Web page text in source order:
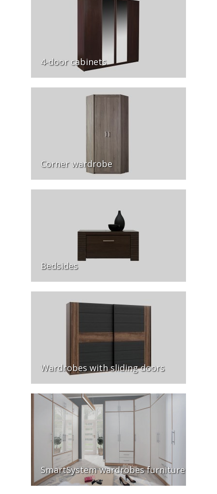
4-door cabinets
Corner wardrobe
Bedsides
Wardrobes with sliding doors
SmartSystem wardrobes furniture